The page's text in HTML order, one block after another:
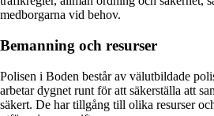
medborgarna vid behov.
Bemanning och resurser
Polisen i Boden består av välutbildade
arbetar dygnet runt för att säkerställa att
säkert. De har tillgång till olika resurser